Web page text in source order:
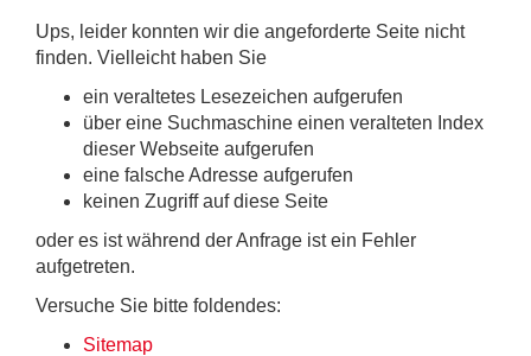
Ups, leider konnten wir die angeforderte Seite nicht
finden. Vielleicht haben Sie
ein veraltetes Lesezeichen aufgerufen
über eine Suchmaschine einen veralteten Index
dieser Webseite aufgerufen
eine falsche Adresse aufgerufen
keinen Zugriff auf diese Seite
oder es ist während der Anfrage ist ein Fehler
aufgetreten.
Versuche Sie bitte foldendes:
Sitemap